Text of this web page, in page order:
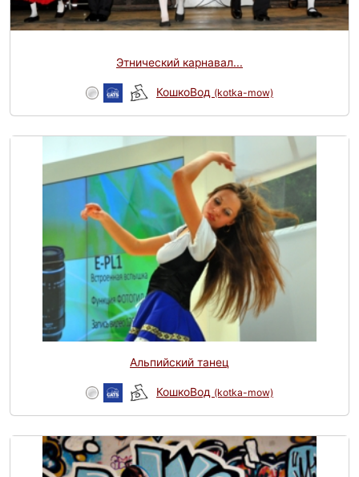
Этнический карнавал...
КошкоВод (kotka-mow)
Альпийский танец
КошкоВод (kotka-mow)